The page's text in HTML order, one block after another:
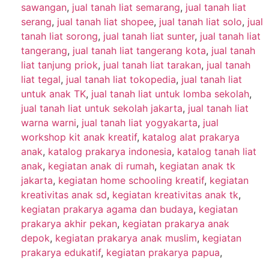
sawangan, jual tanah liat semarang, jual tanah liat
serang, jual tanah liat shopee, jual tanah liat solo, jual
tanah liat sorong, jual tanah liat sunter, jual tanah liat
tangerang, jual tanah liat tangerang kota, jual tanah
liat tanjung priok, jual tanah liat tarakan, jual tanah
liat tegal, jual tanah liat tokopedia, jual tanah liat
untuk anak TK, jual tanah liat untuk lomba sekolah,
jual tanah liat untuk sekolah jakarta, jual tanah liat
warna warni, jual tanah liat yogyakarta, jual
workshop kit anak kreatif, katalog alat prakarya
anak, katalog prakarya indonesia, katalog tanah liat
anak, kegiatan anak di rumah, kegiatan anak tk
jakarta, kegiatan home schooling kreatif, kegiatan
kreativitas anak sd, kegiatan kreativitas anak tk,
kegiatan prakarya agama dan budaya, kegiatan
prakarya akhir pekan, kegiatan prakarya anak
depok, kegiatan prakarya anak muslim, kegiatan
prakarya edukatif, kegiatan prakarya papua,